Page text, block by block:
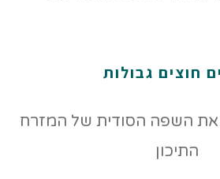
חוצים גבולות
השפה הסודית של המזרח
התיכון